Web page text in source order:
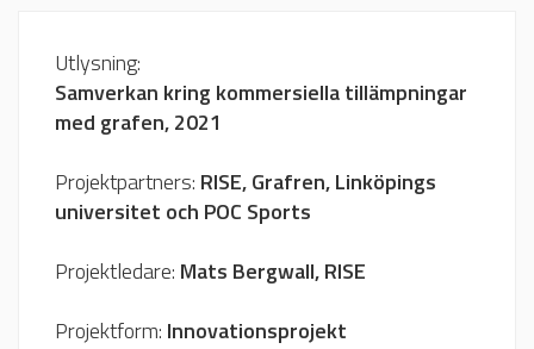
Utlysning:
Samverkan kring kommersiella tillämpningar
med grafen, 2021
Projektpartners: RISE, Grafren, Linköpings
universitet och POC Sports
Projektledare: Mats Bergwall, RISE
Projektform: Innovationsprojekt